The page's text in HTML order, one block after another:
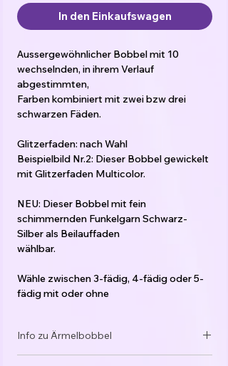
In den Einkaufswagen
Aussergewöhnlicher Bobbel mit 10
wechselnden, in ihrem Verlauf
abgestimmten,
Farben kombiniert mit zwei bzw drei
schwarzen Fäden.
Glitzerfaden: nach Wahl
Beispielbild Nr.2: Dieser Bobbel gewickelt
mit Glitzerfaden Multicolor.
NEU: Dieser Bobbel mit fein
schimmernden Funkelgarn Schwarz-
Silber als Beilauffaden
wählbar.
Wähle zwischen 3-fädig, 4-fädig oder 5-
fädig mit oder ohne
Der Preis berechnet sich automatisch.
Andere Stärken gerne auf Anfrage per
Info zu Ärmelbobbel